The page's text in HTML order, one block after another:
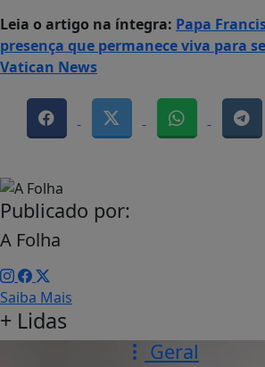
Leia o artigo na íntegra: Papa
presença que permanece viva para
Vatican News
Publicado por:
A Folha
Saiba Mais
+ Lidas
Geral